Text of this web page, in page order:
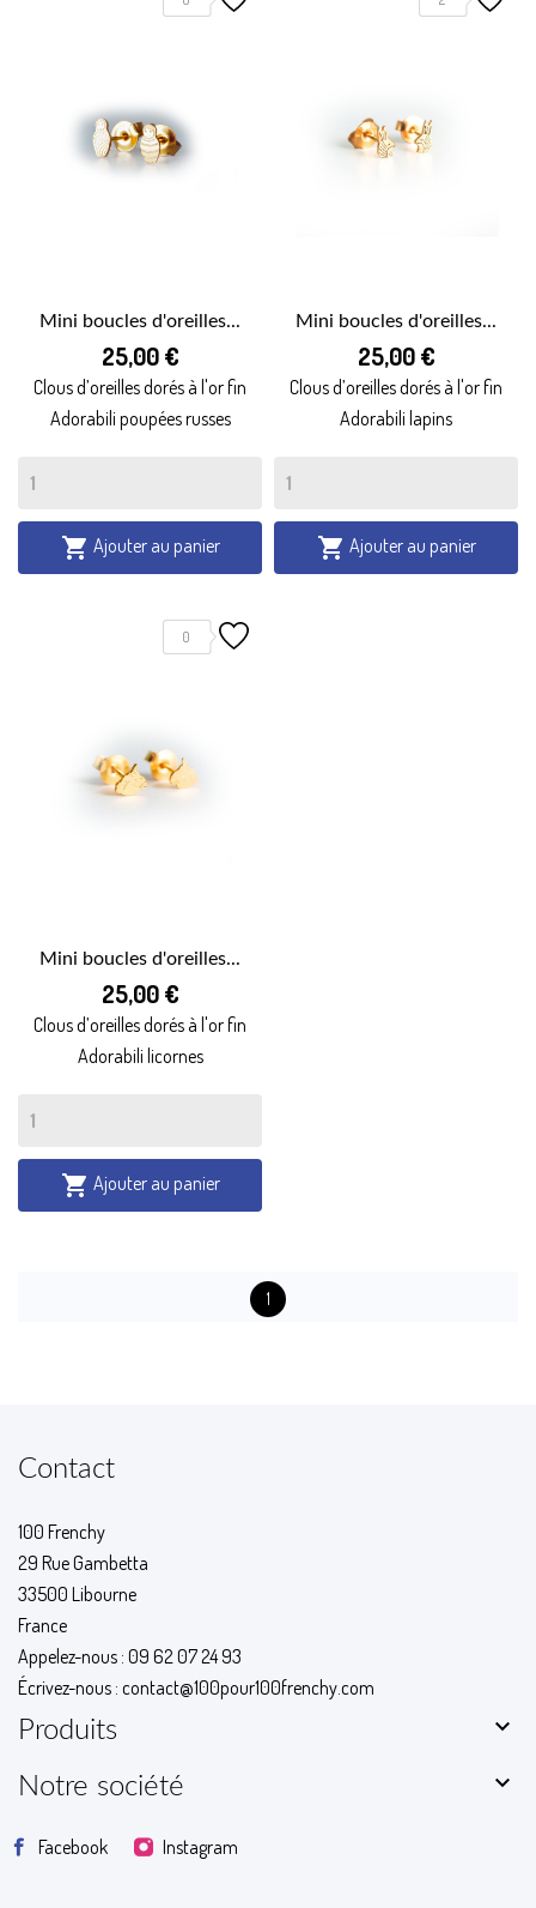
Mini boucles d'oreilles...
25,00 €
Clous d’oreilles dorés à l'or fin
Adorabili poupées russes
 Ajouter au panier
Mini boucles d'oreilles...
25,00 €
Clous d’oreilles dorés à l'or fin
Adorabili lapins
 Ajouter au panier
0
Mini boucles d'oreilles...
25,00 €
Clous d’oreilles dorés à l'or fin
Adorabili licornes
 Ajouter au panier
1
Contact
100 Frenchy
29 Rue Gambetta
33500 Libourne
France
Appelez-nous : 09 62 07 24 93
Écrivez-nous : contact@100pour100frenchy.com
Produits 
Notre société 
Facebook Instagram